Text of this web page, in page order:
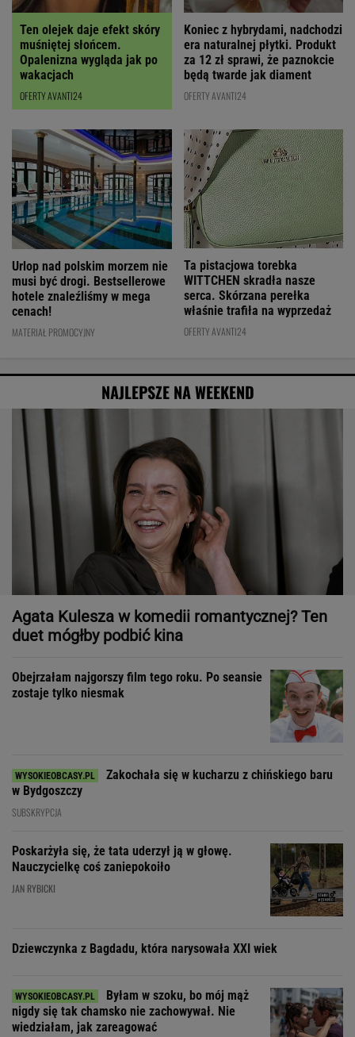
Ten olejek daje efekt skóry
muśniętej słońcem.
Opalenizna wygląda jak po
wakacjach
OFERTY AVANTI24
Koniec z hybrydami, nadchodzi
era naturalnej płytki. Produkt
za 12 zł sprawi, że paznokcie
będą twarde jak diament
OFERTY AVANTI24
Urlop nad polskim morzem nie
musi być drogi. Bestsellerowe
hotele znaleźliśmy w mega
cenach!
MATERIAŁ PROMOCYJNY
Ta pistacjowa torebka
WITTCHEN skradła nasze
serca. Skórzana perełka
właśnie trafiła na wyprzedaż
OFERTY AVANTI24
NAJLEPSZE NA WEEKEND
Agata Kulesza w komedii romantycznej? Ten
duet mógłby podbić kina
Obejrzałam najgorszy film tego roku. Po seansie
zostaje tylko niesmak
Zakochała się w kucharzu z chińskiego baru
w Bydgoszczy
SUBSKRYPCJA
Poskarżyła się, że tata uderzył ją w głowę.
Nauczycielkę coś zaniepokoiło
JAN RYBICKI
Dziewczynka z Bagdadu, która narysowała XXI wiek
Byłam w szoku, bo mój mąż
nigdy się tak chamsko nie zachowywał. Nie
wiedziałam, jak zareagować